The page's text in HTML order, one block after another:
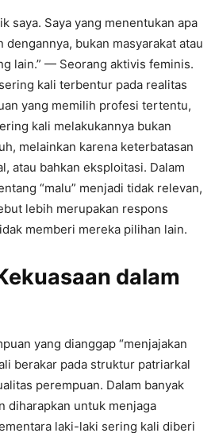
saya. Saya yang menentukan apa
dengannya, bukan masyarakat atau
lain.” — Seorang aktivis feminis.
kali terbentur pada realitas
yang memilih profesi tertentu,
kali melakukannya bukan
melainkan karena keterbatasan
atau bahkan eksploitasi. Dalam
“malu” menjadi tidak relevan,
lebih merupakan respons
memberi mereka pilihan lain.
dalam
yang dianggap “menjajakan
berakar pada struktur patriarkal
perempuan. Dalam banyak
diharapkan untuk menjaga
laki-laki sering kali diberi